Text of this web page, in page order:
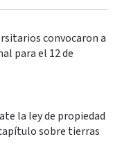
convocaron a
para el 12 de
la ley de propiedad
sobre tierras